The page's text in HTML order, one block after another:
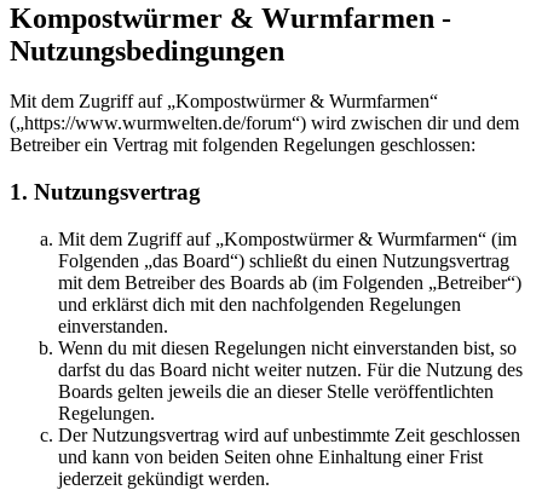
Kompostwürmer & Wurmfarmen -
Nutzungsbedingungen
Mit dem Zugriff auf „Kompostwürmer & Wurmfarmen“
(„https://www.wurmwelten.de/forum“) wird zwischen dir und dem
Betreiber ein Vertrag mit folgenden Regelungen geschlossen:
1. Nutzungsvertrag
Mit dem Zugriff auf „Kompostwürmer & Wurmfarmen“ (im
Folgenden „das Board“) schließt du einen Nutzungsvertrag
mit dem Betreiber des Boards ab (im Folgenden „Betreiber“)
und erklärst dich mit den nachfolgenden Regelungen
einverstanden.
Wenn du mit diesen Regelungen nicht einverstanden bist, so
darfst du das Board nicht weiter nutzen. Für die Nutzung des
Boards gelten jeweils die an dieser Stelle veröffentlichten
Regelungen.
Der Nutzungsvertrag wird auf unbestimmte Zeit geschlossen
und kann von beiden Seiten ohne Einhaltung einer Frist
jederzeit gekündigt werden.